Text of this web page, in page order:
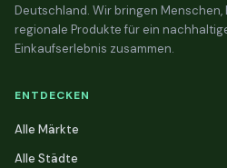
Deutschland. Wir bringen Menschen,
regionale Produkte für ein
Einkaufserlebnis zusammen.
ENTDECKEN
Alle Märkte
Alle Städte